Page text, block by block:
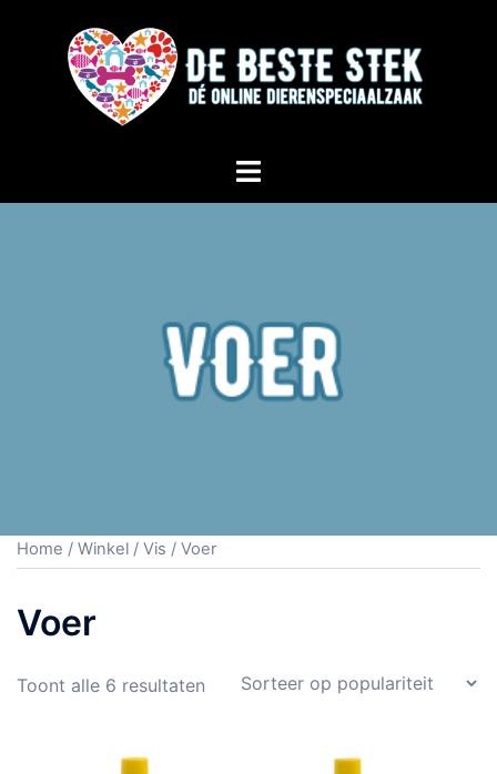
Home / Winkel / Vis / Voer
Voer
Toont alle 6 resultaten